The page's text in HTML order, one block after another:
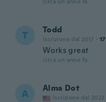
T Todd
Iscrizione dal 2017 · 17
Works great
circa un anno fa
A Alma Dot
Iscrizione dal 2023